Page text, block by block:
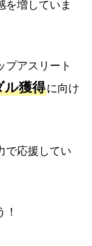
を増していま
プアスリート
ル獲得に向け
で応援してい